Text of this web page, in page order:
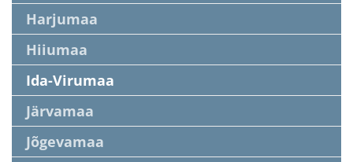
Harjumaa
Hiiumaa
Ida-Virumaa
Järvamaa
Jõgevamaa